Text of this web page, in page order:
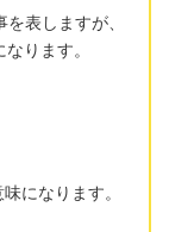
表しますが、
ります。
になります。